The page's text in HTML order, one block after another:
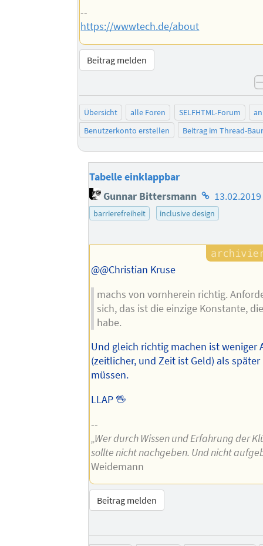
--
https://wwwtech.de/about
Beitrag melden
Übersicht alle Foren SELFHTML-Forum
Benutzerkonto erstellen
Beitrag im Thread-
Tabelle einklappbar
Gunnar Bittersmann Homepage
des
barrierefreiheit inclusive design
@@Christian Kruse
machs von vornherein richtig.
sich, das ist die einzige Konstante,
habe.
Und gleich richtig machen ist weniger
(zeitlicher, und Zeit ist Geld) als
müssen.
LLAP 🖖
--
„Wer durch Wissen und Erfahrung der
sollte nicht nachgeben. Und nicht
Weidemann
Beitrag melden